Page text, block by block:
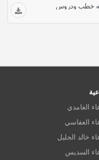
خطب ودروس
الغامدي
العفاسي
خالد الجليل
السديس